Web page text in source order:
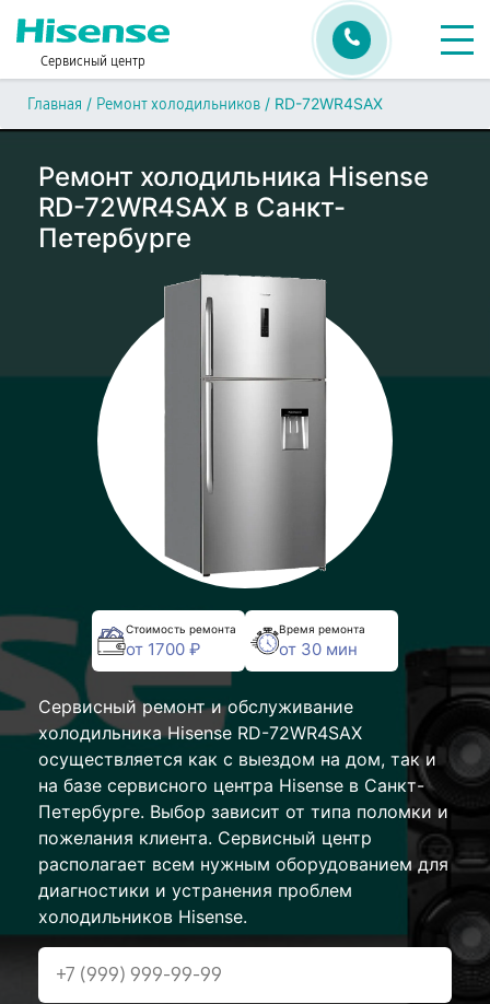
Сервисный центр
Главная / Ремонт холодильников / RD-72WR4SAX
Ремонт холодильника Hisense
RD-72WR4SAX в Санкт-
Петербурге
Стоимость ремонта
от 1700 ₽
Время ремонта
от 30 мин
Сервисный ремонт и обслуживание
холодильника Hisense RD-72WR4SAX
осуществляется как с выездом на дом, так и
на базе сервисного центра Hisense в Санкт-
Петербурге. Выбор зависит от типа поломки и
пожелания клиента. Сервисный центр
располагает всем нужным оборудованием для
диагностики и устранения проблем
холодильников Hisense.